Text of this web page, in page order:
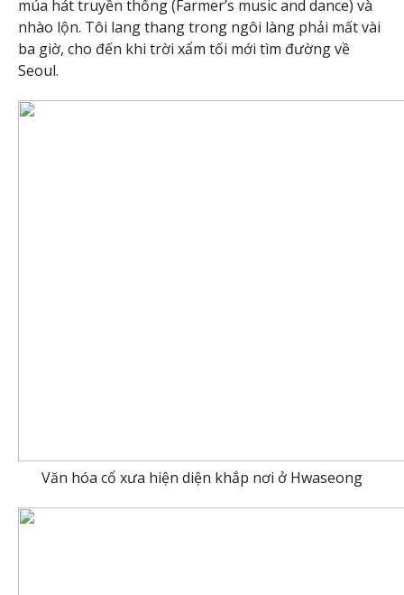
múa hát truyền thống (Farmer’s music and dance) và
nhào lộn. Tôi lang thang trong ngôi làng phải mất vài
ba giờ, cho đến khi trời xẩm tối mới tìm đường về
Seoul.
Văn hóa cổ xưa hiện diện khắp nơi ở Hwaseong